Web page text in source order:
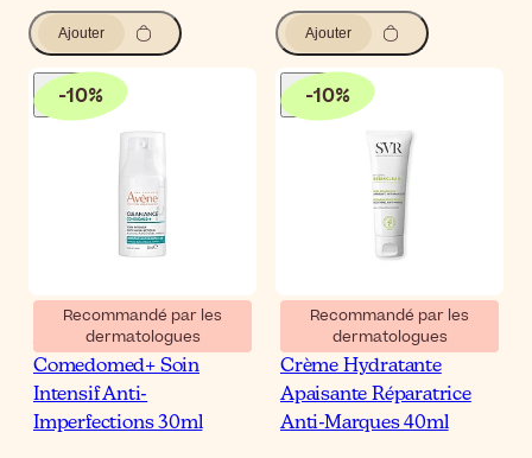
Ajouter Ajouter
-10%
Recommandé par les
dermatologues
Avène Cleanance
Comedomed+ Soin
Intensif Anti-
Imperfections 30ml
-10%
Recommandé par les
dermatologues
SVR Sebiaclear Hydra
Crème Hydratante
Apaisante Réparatrice
Anti-Marques 40ml